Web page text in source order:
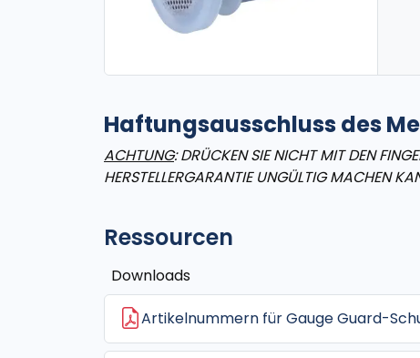
Haftungsausschluss des
ACHTUNG: DRÜCKEN SIE NICHT MIT DEN
HERSTELLERGARANTIE UNGÜLTIG MACHEN
Ressourcen
Downloads
Artikelnummern für Gauge Guard-